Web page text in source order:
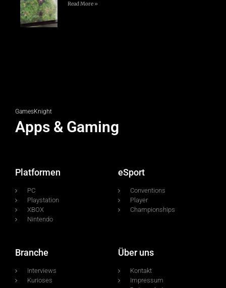
Read More »
GamesKnight
Apps & Gaming
Platformen
PC
Playstation
XBOX
Nintendo
eSport
Conventions
Player
Championships
Branche
Interviews
Kurioses
Über uns
Kontakt
Impressum